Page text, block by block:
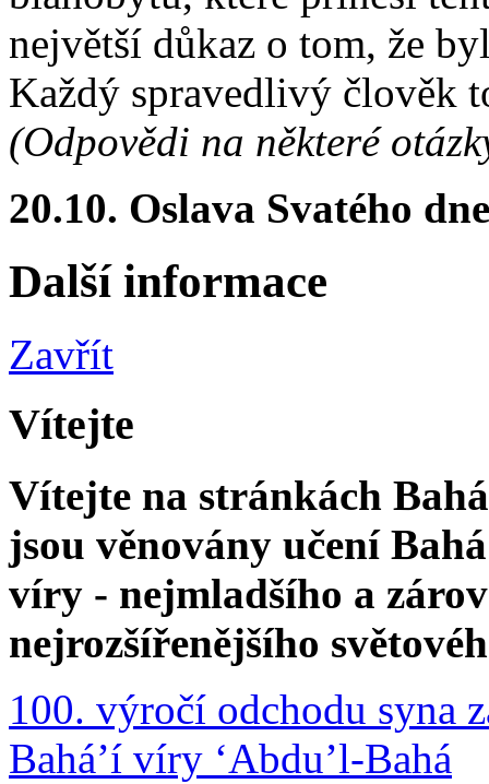
největší důkaz o tom, že
Každý spravedlivý člověk
(Odpovědi na některé
20.10. Oslava Svatého
Další informace
Zavřít
Vítejte
Vítejte na stránkách
jsou věnovány učení
víry - nejmladšího a
nejrozšířenějšího
100. výročí odchodu syna
Bahá’í víry ‘Abdu’l-Bahá